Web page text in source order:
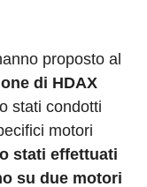
proposto al
di HDAX
stati condotti
motori
stati effettuati
su due motori